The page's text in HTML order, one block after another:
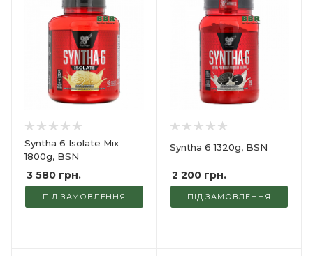
Syntha 6 Isolate Mix
1800g, BSN
3 580 грн.
ПІД ЗАМОВЛЕННЯ
Syntha 6 1320g, BSN
2 200грн.
ПІД ЗАМОВЛЕННЯ